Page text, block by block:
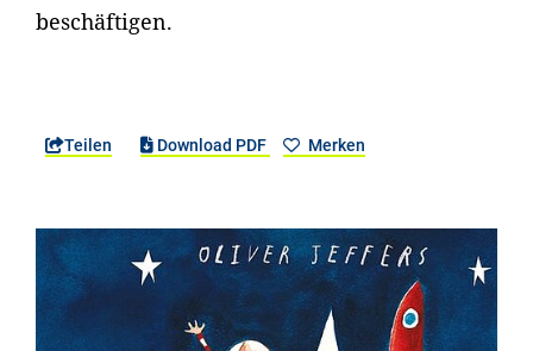
beschäftigen.
Teilen Download PDF Merken